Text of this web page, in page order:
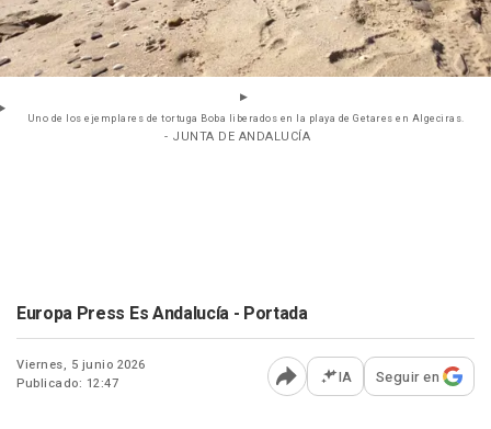
Uno de los ejemplares de tortuga Boba liberados en la playa de Getares en Algeciras.
- JUNTA DE ANDALUCÍA
Europa Press Es Andalucía - Portada
Viernes, 5 junio 2026
Publicado: 12:47
Abrir opciones para
IA Seguir en